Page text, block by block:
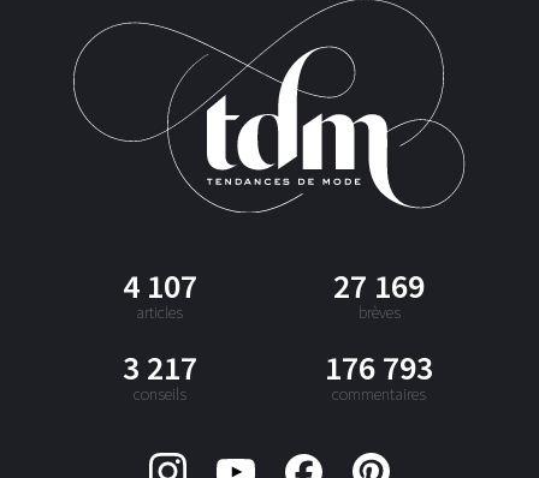
4 107
articles
27 169
brèves
3 217
conseils
176 793
commentaires